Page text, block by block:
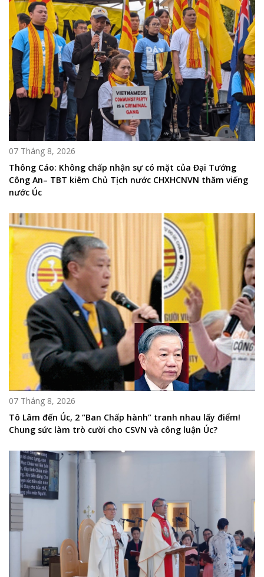
07 Tháng 8, 2026
Thông Cáo: Không chấp nhận sự có mặt của Đại Tướng
Công An– TBT kiêm Chủ Tịch nước CHXHCNVN thăm viếng
nước Úc
07 Tháng 8, 2026
Tô Lâm đến Úc, 2 “Ban Chấp hành” tranh nhau lấy điểm!
Chung sức làm trò cười cho CSVN và công luận Úc?